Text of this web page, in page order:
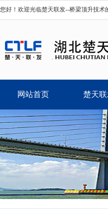
您好！欢迎光临楚天联发--桥梁顶升技术
网站首页 楚天